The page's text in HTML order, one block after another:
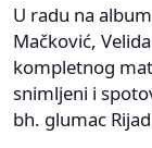
U radu na
Mačković,
kompletnog
snimljeni i
bh. glumac